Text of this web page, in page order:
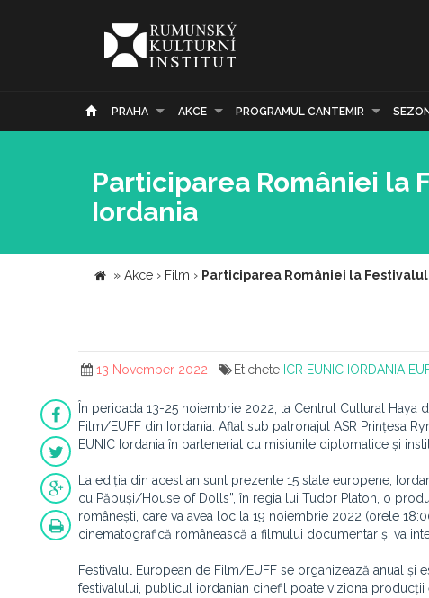
PRAHA AKCE PROGRAMUL CANTEMIR
Participarea României la
Iordania
» Akce › Film › Participarea României la
13 November 2022 Etichete ICR EUNIC IORDANIA
În perioada 13-25 noiembrie 2022, la Centrul Cultural
Film/EUFF din Iordania. Aflat sub patronajul ASR Prințesa
EUNIC Iordania în parteneriat cu misiunile diplomatice și
La ediția din acest an sunt prezente 15 state europene,
cu Păpuși/House of Dolls”, în regia lui Tudor Platon, o
românești, care va avea loc la 19 noiembrie 2022 (orele
cinematografică românească a filmului documentar și va
Festivalul European de Film/EUFF se organizează anual și
festivalului, publicul iordanian cinefil poate viziona